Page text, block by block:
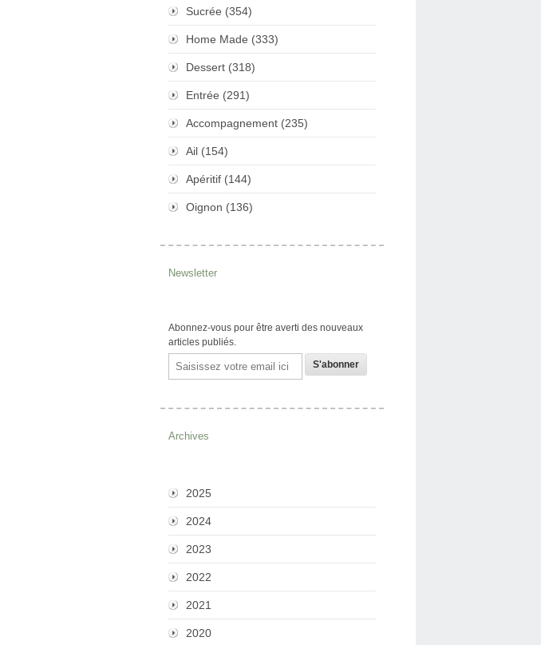
Sucrée (354)
Home Made (333)
Dessert (318)
Entrée (291)
Accompagnement (235)
Ail (154)
Apéritif (144)
Oignon (136)
Newsletter
Abonnez-vous pour être averti des nouveaux
articles publiés.
Email
Archives
2025
2024
2023
2022
2021
2020